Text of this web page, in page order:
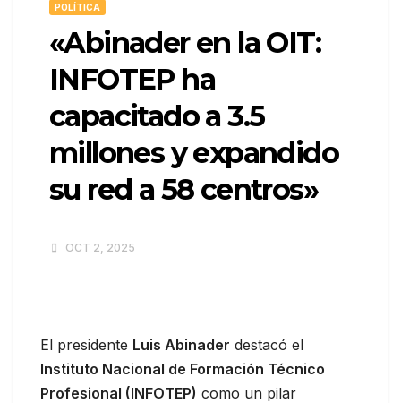
POLÍTICA
«Abinader en la OIT:
INFOTEP ha
capacitado a 3.5
millones y expandido
su red a 58 centros»
OCT 2, 2025
El presidente Luis Abinader destacó el
Instituto Nacional de Formación Técnico
Profesional (INFOTEP) como un pilar